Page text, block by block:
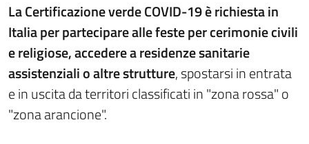
La Certificazione verde COVID-19 è richiesta in
Italia per partecipare alle feste per cerimonie civili
e religiose, accedere a residenze sanitarie
assistenziali o altre strutture, spostarsi in entrata
e in uscita da territori classificati in "zona rossa" o
"zona arancione".